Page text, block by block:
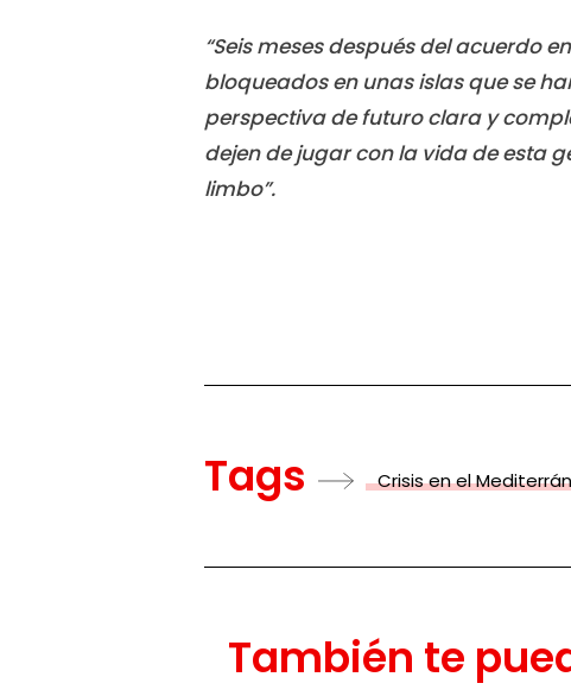
“Seis meses después del acuerdo
bloqueados en unas islas que se
perspectiva de futuro clara y
dejen de jugar con la vida de esta
limbo”.
Tags Crisis en el
También te